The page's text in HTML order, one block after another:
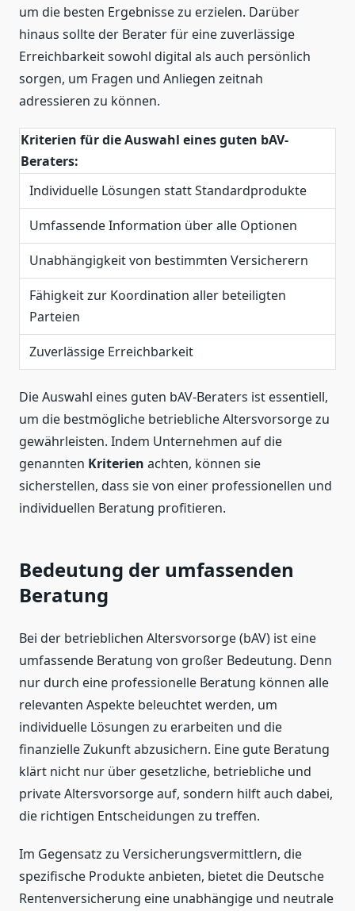
um die besten Ergebnisse zu erzielen. Darüber
hinaus sollte der Berater für eine zuverlässige
Erreichbarkeit sowohl digital als auch persönlich
sorgen, um Fragen und Anliegen zeitnah
adressieren zu können.
Kriterien für die Auswahl eines guten bAV-
Beraters:
Individuelle Lösungen statt Standardprodukte
Umfassende Information über alle Optionen
Unabhängigkeit von bestimmten Versicherern
Fähigkeit zur Koordination aller beteiligten
Parteien
Zuverlässige Erreichbarkeit
Die Auswahl eines guten bAV-Beraters ist essentiell,
um die bestmögliche betriebliche Altersvorsorge zu
gewährleisten. Indem Unternehmen auf die
genannten Kriterien achten, können sie
sicherstellen, dass sie von einer professionellen und
individuellen Beratung profitieren.
Bedeutung der umfassenden
Beratung
Bei der betrieblichen Altersvorsorge (bAV) ist eine
umfassende Beratung von großer Bedeutung. Denn
nur durch eine professionelle Beratung können alle
relevanten Aspekte beleuchtet werden, um
individuelle Lösungen zu erarbeiten und die
finanzielle Zukunft abzusichern. Eine gute Beratung
klärt nicht nur über gesetzliche, betriebliche und
private Altersvorsorge auf, sondern hilft auch dabei,
die richtigen Entscheidungen zu treffen.
Im Gegensatz zu Versicherungsvermittlern, die
spezifische Produkte anbieten, bietet die Deutsche
Rentenversicherung eine unabhängige und neutrale